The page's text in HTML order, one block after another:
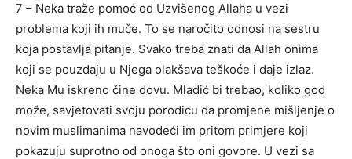
7 – Neka traže pomoć od Uzvišenog Allaha u vezi
problema koji ih muče. To se naročito odnosi na sestru
koja postavlja pitanje. Svako treba znati da Allah onima
koji se pouzdaju u Njega olakšava teškoće i daje izlaz.
Neka Mu iskreno čine dovu. Mladić bi trebao, koliko god
može, savjetovati svoju porodicu da promjene mišljenje o
novim muslimanima navodeći im pritom primjere koji
pokazuju suprotno od onoga što oni govore. U vezi sa